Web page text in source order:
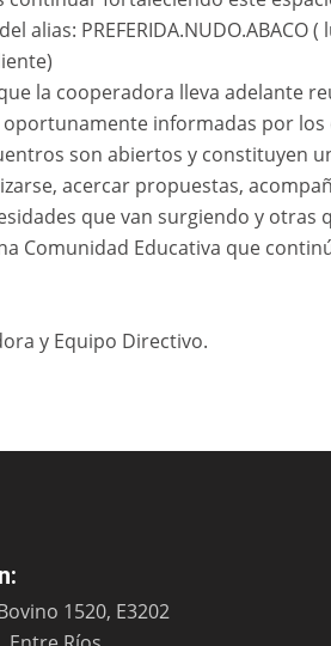
alias: PREFERIDA.NUDO.ABACO
la cooperadora lleva adelante
oportunamente informadas por los
son abiertos y constituyen
acercar propuestas,
que van surgiendo y otras
Comunidad Educativa que
y Equipo Directivo.
1520, E3202